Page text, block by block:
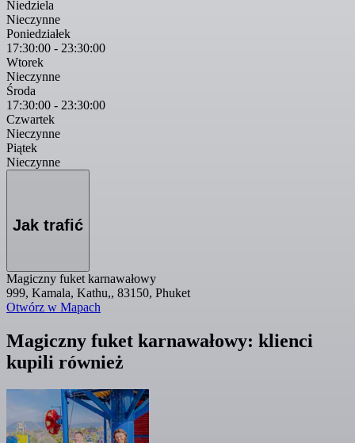
Niedziela
Nieczynne
Poniedziałek
17:30:00 - 23:30:00
Wtorek
Nieczynne
Środa
17:30:00 - 23:30:00
Czwartek
Nieczynne
Piątek
Nieczynne
Jak trafić
Magiczny fuket karnawałowy
999, Kamala, Kathu,, 83150, Phuket
Otwórz w Mapach
Magiczny fuket karnawałowy: klienci
kupili również